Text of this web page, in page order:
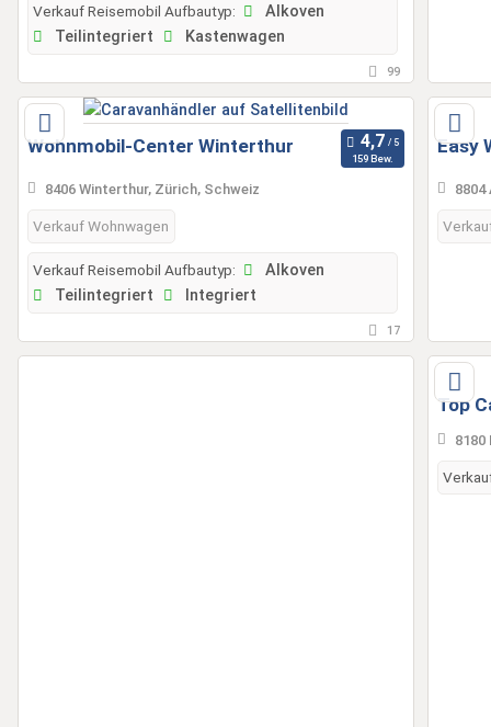
Verkauf Reisemobil Aufbautyp:
Alkoven
Teilintegriert
Kastenwagen
99
Wohnmobil-Center Winterthur
159 Bew.
8406 Winterthur, Zürich, Schweiz
Verkauf Wohnwagen
Verkauf Reisemobil Aufbautyp:
Alkoven
Teilintegriert
Integriert
17
Easy
8804
Top
8180